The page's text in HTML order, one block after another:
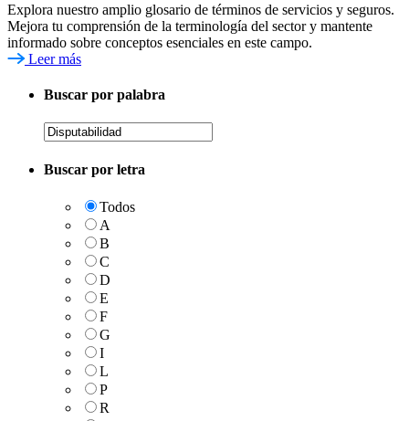
Explora nuestro amplio glosario de términos de servicios y seguros.
Mejora tu comprensión de la terminología del sector y mantente
informado sobre conceptos esenciales en este campo.
Leer más
Buscar por palabra
Buscar por letra
Todos
A
B
C
D
E
F
G
I
L
P
R